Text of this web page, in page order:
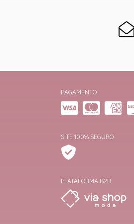
PAGAMENTO
SITE 100% SEGURO
PLATAFORMA B2B